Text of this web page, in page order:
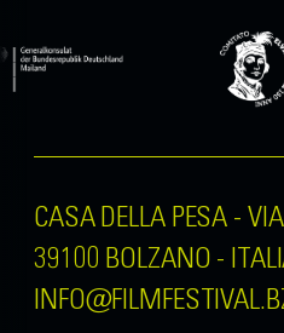
CASA DELLA PESA -
39100 BOLZANO -